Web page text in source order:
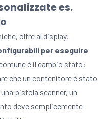
es.
oltre al display,
per eseguire
comune è il cambio stato:
che un contenitore è stato
pistola scanner, un
deve semplicemente